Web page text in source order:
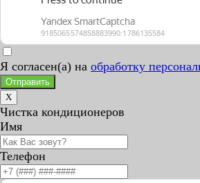
Я согласен(а) на обработку
Отправить
X
Чистка кондиционеров
Имя
Телефон